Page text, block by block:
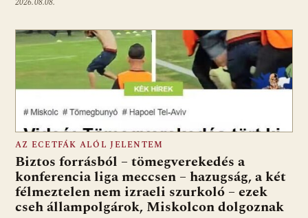
AZ ECETFÁK ALÓL JELENTEM
Biztos forrásból – tömegverekedés a
konferencia liga meccsen – hazugság, a két
félmeztelen nem izraeli szurkoló – ezek
cseh állampolgárok, Miskolcon dolgoznak